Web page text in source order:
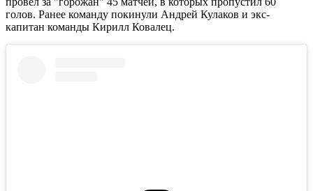
голов. Ранее команду покинули Андрей Кулаков и экс-
капитан команды Кирилл Ковалец.